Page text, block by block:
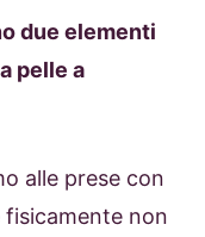
due elementi
pelle a
alle prese con
non